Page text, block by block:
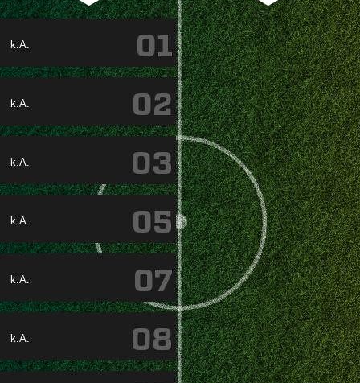
k.A. 01
k.A. 02
k.A. 03
k.A. 05
k.A. 07
k.A. 08